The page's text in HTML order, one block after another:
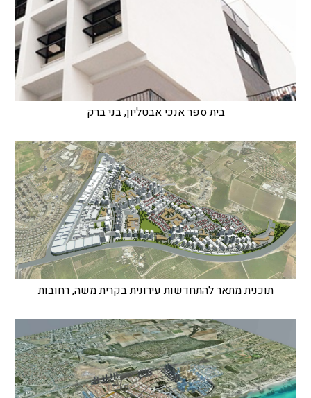
בית ספר אנכי אבטליון, בני ברק
תוכנית מתאר להתחדשות עירונית בקרית משה, רחובות